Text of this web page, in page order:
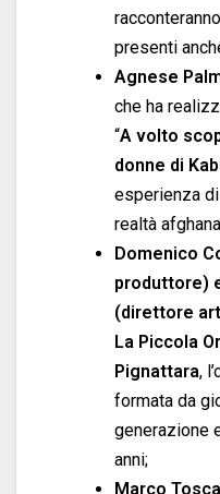
presenti
Agnese
che ha
“A volto
donne di
esperienza
realtà
Domenico
produttore)
(direttore
La Piccola
Pignattara,
formata da
generazione
anni;
Marco